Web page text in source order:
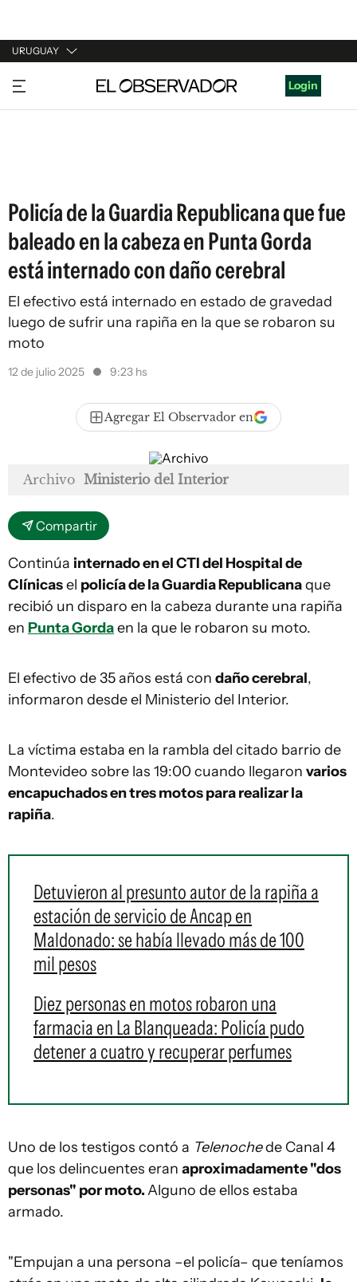
URUGUAY
URUGUAY
ARGENTINA
Login
Policía de la Guardia Republicana que fue
baleado en la cabeza en Punta Gorda
está internado con daño cerebral
El efectivo está internado en estado de gravedad
luego de sufrir una rapiña en la que se robaron su
moto
12 de julio 2025 9:23 hs
Agregar El Observador en
Archivo Ministerio del Interior
Compartir
Continúa internado en el CTI del Hospital de
Clínicasel policía de la Guardia Republicanaque
recibió un disparo en la cabeza durante una rapiña
en Punta Gordaen la que le robaron su moto.
El efectivo de 35 años está con daño cerebral,
informaron desde el Ministerio del Interior.
La víctima estaba en la rambla del citado barrio de
Montevideo sobre las 19:00 cuando llegaron varios
encapuchados en tres motos para realizar la
rapiña.
Detuvieron al presunto autor de la rapiña a
estación de servicio de Ancap en
Maldonado: se había llevado más de 100
mil pesos
Diez personas en motos robaron una
farmacia en La Blanqueada: Policía pudo
detener a cuatro y recuperar perfumes
Uno de los testigos contó a Telenochede Canal 4
que los delincuentes eran aproximadamente "dos
personas" por moto.Alguno de ellos estaba
armado.
"Empujan a una persona –el policía– que teníamos